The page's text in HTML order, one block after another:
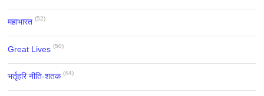
महाभारत (52)
Great Lives (50)
भर्तृहरि नीति-शतक (44)